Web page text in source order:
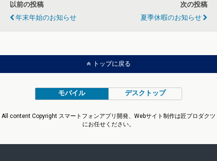
以前の投稿
年末年始のお知らせ
次の投稿
夏季休暇のお知らせ
トップに戻る
モバイル デスクトップ
All content Copyright スマートフォンアプリ開発、Webサイト制作は匠プロダクツ
にお任せください。